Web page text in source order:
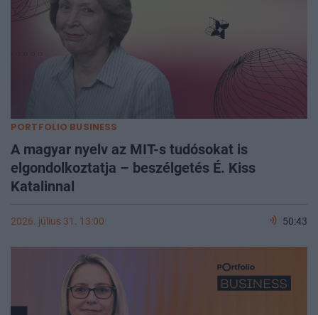
PORTFOLIO BUSINESS
A magyar nyelv az MIT-s tudósokat is
elgondolkoztatja – beszélgetés É. Kiss
Katalinnal
2026. július 31. 13:00 50:43